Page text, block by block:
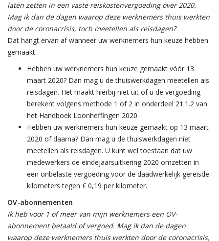
laten zetten in een vaste reiskostenvergoeding over 2020.
Mag ik dan de dagen waarop deze werknemers thuis werkten
door de coronacrisis, toch meetellen als reisdagen?
Dat hangt ervan af wanneer uw werknemers hun keuze hebben
gemaakt.
Hebben uw werknemers hun keuze gemaakt vóór 13
maart 2020? Dan mag u de thuiswerkdagen meetellen als
reisdagen. Het maakt hierbij niet uit of u de vergoeding
berekent volgens methode 1 of 2 in onderdeel 21.1.2 van
het Handboek Loonheffingen 2020.
Hebben uw werknemers hun keuze gemaakt op 13 maart
2020 of daarna? Dan mag u de thuiswerkdagen níet
meetellen als reisdagen. U kunt wel toestaan dat uw
medewerkers de eindejaarsuitkering 2020 omzetten in
een onbelaste vergoeding voor de daadwerkelijk gereisde
kilometers tegen € 0,19 per kilometer.
OV-abonnementen
Ik heb voor 1 of meer van mijn werknemers een OV-
abonnement betaald of vergoed. Mag ik dan de dagen
waarop deze werknemers thuis werkten door de coronacrisis,